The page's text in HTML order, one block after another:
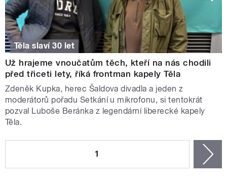
Těla slaví 30 let
Už hrajeme vnoučatům těch, kteří na nás chodili
před třiceti lety, říká frontman kapely Těla
Zdeněk Kupka, herec Šaldova divadla a jeden z
moderátorů pořadu Setkání u mikrofonu, si tentokrát
pozval Luboše Beránka z legendární liberecké kapely
Těla.
1